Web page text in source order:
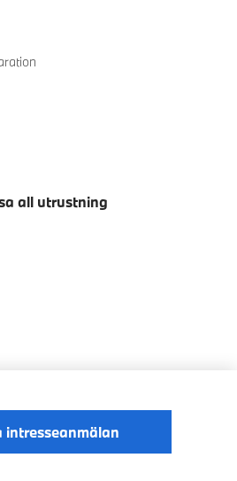
all utrustning
intresseanmälan